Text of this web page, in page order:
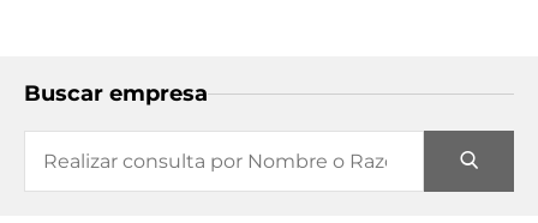
Buscar empresa